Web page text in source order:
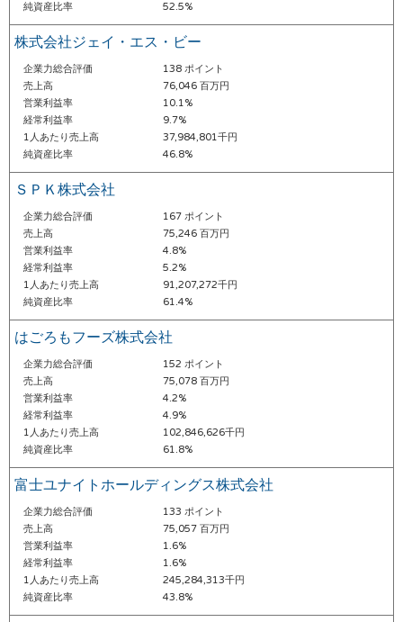
純資産比率
52.5%
株式会社ジェイ・エス・ビー
企業力総合評価
138 ポイント
売上高
76,046 百万円
営業利益率
10.1%
経常利益率
9.7%
1人あたり売上高
37,984,801千円
純資産比率
46.8%
ＳＰＫ株式会社
企業力総合評価
167 ポイント
売上高
75,246 百万円
営業利益率
4.8%
経常利益率
5.2%
1人あたり売上高
91,207,272千円
純資産比率
61.4%
はごろもフーズ株式会社
企業力総合評価
152 ポイント
売上高
75,078 百万円
営業利益率
4.2%
経常利益率
4.9%
1人あたり売上高
102,846,626千円
純資産比率
61.8%
富士ユナイトホールディングス株式会社
企業力総合評価
133 ポイント
売上高
75,057 百万円
営業利益率
1.6%
経常利益率
1.6%
1人あたり売上高
245,284,313千円
純資産比率
43.8%